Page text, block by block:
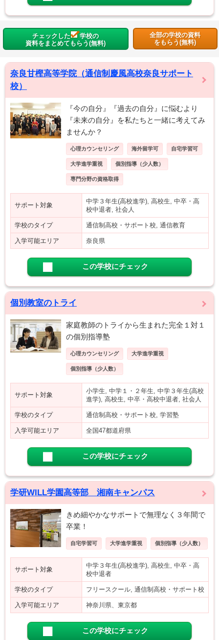
チェックした
学校の
資料をまとめてもらう(無料)
全部の学校の資料
をもらう(無料)
奈良甘樫高等学院（通信制慶風高校奈良サポート
校）
『今の自分』『過去の自分』に悩むより
『未来の自分』を私たちと一緒に考えてみ
ませんか？
心理カウンセリング 海外留学可 自宅学習可
大学進学重視 個別指導（少人数）
専門分野の資格取得
サポート対象
中学３年生(高校進学), 高校生, 中卒・高
校中退者, 社会人
学校のタイプ 通信制高校・サポート校, 通信教育
入学可能エリア 奈良県
この学校にチェック
個別教室のトライ
家庭教師のトライから生まれた完全１対１
の個別指導塾
心理カウンセリング 大学進学重視
個別指導（少人数）
サポート対象
小学生, 中学１・２年生, 中学３年生(高校
進学), 高校生, 中卒・高校中退者, 社会人
学校のタイプ 通信制高校・サポート校, 学習塾
入学可能エリア 全国47都道府県
この学校にチェック
学研WILL学園高等部 湘南キャンパス
きめ細やかなサポートで無理なく３年間で
卒業！
自宅学習可 大学進学重視 個別指導（少人数）
サポート対象
中学３年生(高校進学), 高校生, 中卒・高
校中退者
学校のタイプ フリースクール, 通信制高校・サポート校
入学可能エリア 神奈川県、東京都
この学校にチェック